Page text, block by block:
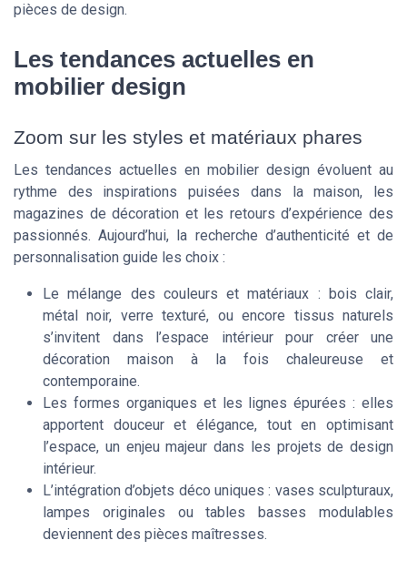
pièces de design.
Les tendances actuelles en
mobilier design
Zoom sur les styles et matériaux phares
Les tendances actuelles en mobilier design évoluent au
rythme des inspirations puisées dans la maison, les
magazines de décoration et les retours d’expérience des
passionnés. Aujourd’hui, la recherche d’authenticité et de
personnalisation guide les choix :
Le mélange des couleurs et matériaux : bois clair,
métal noir, verre texturé, ou encore tissus naturels
s’invitent dans l’espace intérieur pour créer une
décoration maison à la fois chaleureuse et
contemporaine.
Les formes organiques et les lignes épurées : elles
apportent douceur et élégance, tout en optimisant
l’espace, un enjeu majeur dans les projets de design
intérieur.
L’intégration d’objets déco uniques : vases sculpturaux,
lampes originales ou tables basses modulables
deviennent des pièces maîtresses.